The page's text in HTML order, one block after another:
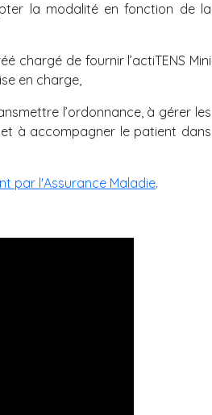
la modalité en fonction de la
chargé de fournir l’actiTENS Mini
en charge,
l’ordonnance, à gérer les
à accompagner le patient dans
par l'Assurance Maladie.